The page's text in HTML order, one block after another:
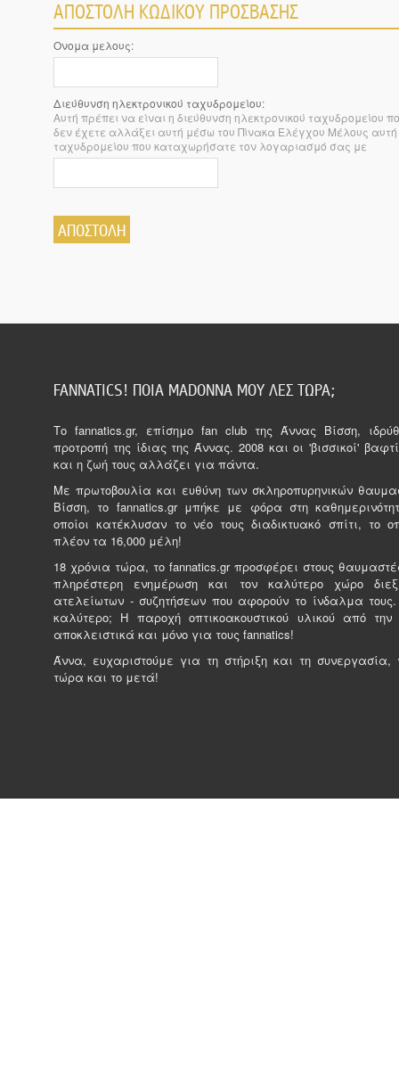
ΑΠΟΣΤΟΛΗ ΚΩΔΙΚΟΥ ΠΡΟΣΒΑΣΗΣ
Ονομα μελους:
Διεύθυνση ηλεκτρονικού ταχυδρομείου:
Αυτή πρέπει να είναι η διεύθυνση ηλεκτρονικού
δεν έχετε αλλάξει αυτή μέσω του Πίνακα Ελέγχου Μέλους αυτή
ταχυδρομείου που καταχωρήσατε τον λογαριασμό σας με
FANNATICS! ΠΟΙΑ MADONNA ΜΟΥ ΛΕΣ ΤΩΡΑ;
Tο fannatics.gr, επίσημο fan club της Άννας Βίσση,
προτροπή της ίδιας της Άννας. 2008 και οι 'βισσικοί'
και η ζωή τους αλλάζει για πάντα.
Με πρωτοβουλία και ευθύνη των σκληροπυρηνικών
Βίσση, το fannatics.gr μπήκε με φόρα στη
οποίοι κατέκλυσαν το νέο τους διαδικτυακό σπίτι, το
πλέον τα 16,000 μέλη!
18 χρόνια τώρα, το fannatics.gr προσφέρει στους
πληρέστερη ενημέρωση και τον καλύτερο χώρο
ατελείωτων - συζητήσεων που αφορούν το ίνδαλμα
καλύτερο; Η παροχή οπτικοακουστικού υλικού από
αποκλειστικά και μόνο για τους fannatics!
Άννα, ευχαριστούμε για τη στήριξη και τη συνεργασία,
τώρα και το μετά!